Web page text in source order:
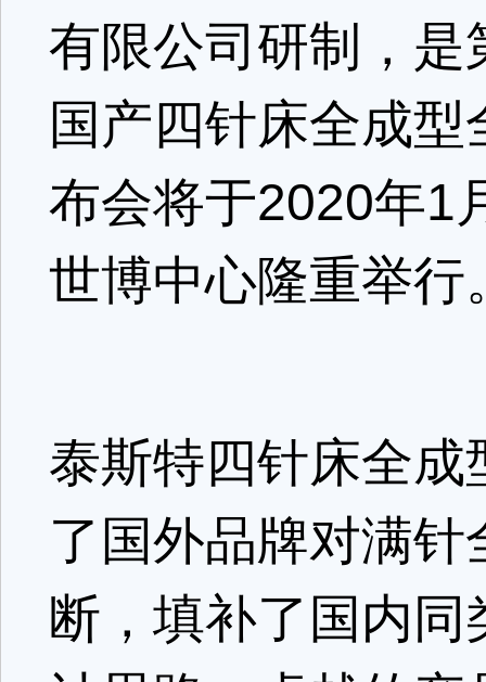
有限公司研制，
国产四针床全成
布会将于2020年1
世博中心隆重举行
泰斯特四针床全
了国外品牌对满
断，填补了国内